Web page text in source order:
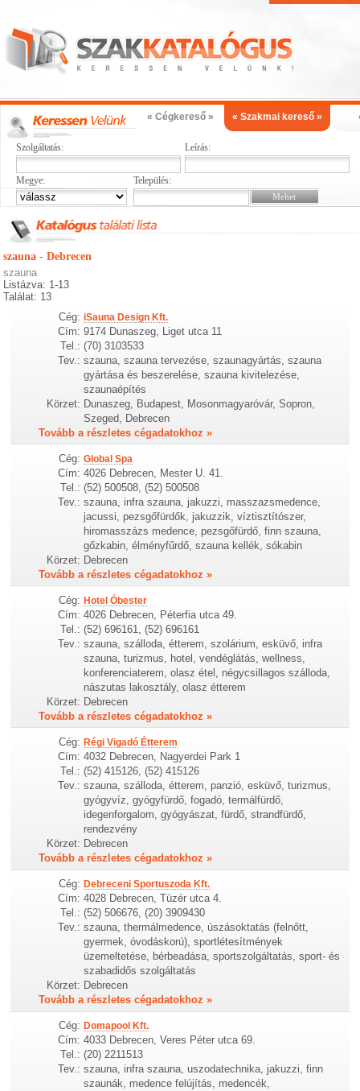
« Cégkereső » « Szakmai kereső »
Szolgáltatás: Leírás:
Megye: Település:
szauna - Debrecen
szauna
Listázva: 1-13
Találat: 13
Cég: iSauna Design Kft.
Cím: 9174 Dunaszeg, Liget utca 11
Tel.: (70) 3103533
Tev.: szauna, szauna tervezése, szaunagyártás, szauna
gyártása és beszerelése, szauna kivitelezése,
szaunaépítés
Körzet: Dunaszeg, Budapest, Mosonmagyaróvár, Sopron,
Szeged, Debrecen
Tovább a részletes cégadatokhoz »
Cég: Global Spa
Cím: 4026 Debrecen, Mester U. 41.
Tel.: (52) 500508, (52) 500508
Tev.: szauna, infra szauna, jakuzzi, masszazsmedence,
jacussi, pezsgőfürdők, jakuzzik, víztisztítószer,
hiromasszázs medence, pezsgőfürdő, finn szauna,
gőzkabin, élményfűrdő, szauna kellék, sókabin
Körzet: Debrecen
Tovább a részletes cégadatokhoz »
Cég: Hotel Óbester
Cím: 4026 Debrecen, Péterfia utca 49.
Tel.: (52) 696161, (52) 696161
Tev.: szauna, szálloda, étterem, szolárium, esküvő, infra
szauna, turizmus, hotel, vendéglátás, wellness,
konferenciaterem, olasz étel, négycsillagos szálloda,
nászutas lakosztály, olasz étterem
Körzet: Debrecen
Tovább a részletes cégadatokhoz »
Cég: Régi Vigadó Étterem
Cím: 4032 Debrecen, Nagyerdei Park 1
Tel.: (52) 415126, (52) 415126
Tev.: szauna, szálloda, étterem, panzió, esküvő, turizmus,
gyógyvíz, gyógyfürdő, fogadó, termálfürdő,
idegenforgalom, gyógyászat, fürdő, strandfürdő,
rendezvény
Körzet: Debrecen
Tovább a részletes cégadatokhoz »
Cég: Debreceni Sportuszoda Kft.
Cím: 4028 Debrecen, Tüzér utca 4.
Tel.: (52) 506676, (20) 3909430
Tev.: szauna, thermálmedence, úszásoktatás (felnőtt,
gyermek, óvodáskorú), sportlétesítmények
üzemeltetése, bérbeadása, sportszolgáltatás, sport- és
szabadidős szolgáltatás
Körzet: Debrecen
Tovább a részletes cégadatokhoz »
Cég: Domapool Kft.
Cím: 4033 Debrecen, Veres Péter utca 69.
Tel.: (20) 2211513
Tev.: szauna, infra szauna, uszodatechnika, jakuzzi, finn
szaunák, medence felújítás, medencék,